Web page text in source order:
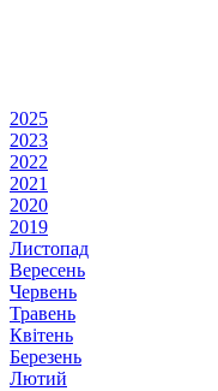
2025
2023
2022
2021
2020
2019
Листопад
Вересень
Червень
Травень
Квітень
Березень
Лютий